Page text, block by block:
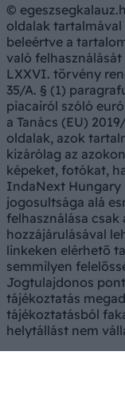
©
oldalak
beleértve a
való felhasználását
LXXVI. törvény
35/A. § (1)
piacairól szóló
a Tanács (EU)
oldalak, azok
kizárólag az
képeket, fotókat,
IndaNext
jogosultsága alá
felhasználása
hozzájárulásával
linkeken elérhető
semmilyen
Jogtulajdonos
tájékoztatás
tájékoztatásból
helytállást nem